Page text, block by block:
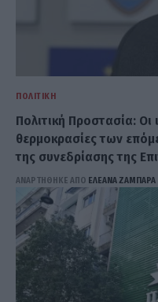
ΠΟΛΙΤΙΚΉ
Πολιτική Προστασία: Οι
θερμοκρασίες των
της συνεδρίασης της
ΑΝΑΡΤΗΘΗΚΕ ΑΠΟ ΕΛΕΑΝΑ ΖΑΜΠΑΡΑ